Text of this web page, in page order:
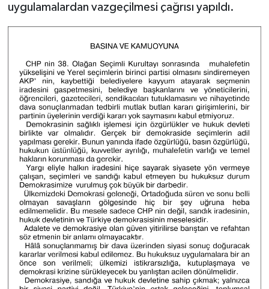
uygulamalardan vazgeçilmesi çağrısı yapıldı.